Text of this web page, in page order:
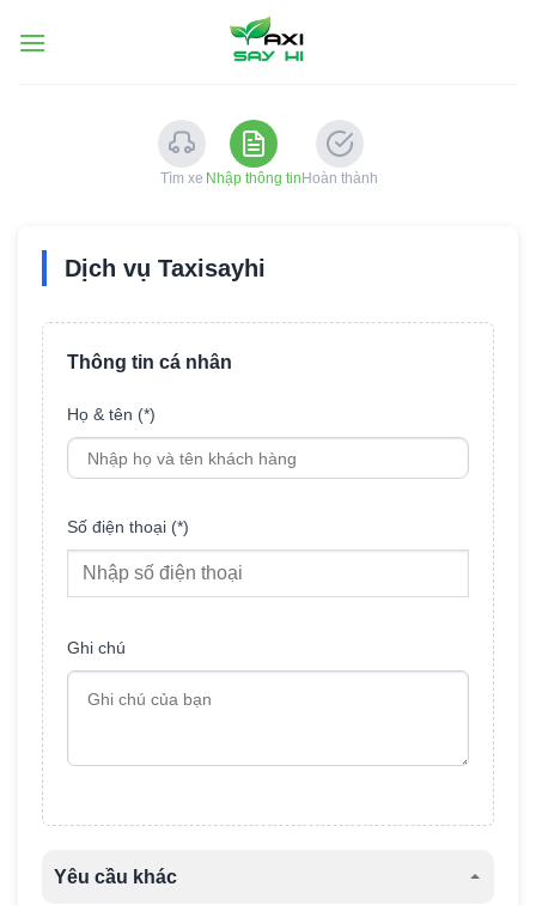
đến
Tìm xe Nhập thông tin Hoàn thành
Dịch vụ Taxisayhi
Thông tin cá nhân
Họ & tên (*)
Số điện thoại (*)
Ghi chú
Yêu cầu khác